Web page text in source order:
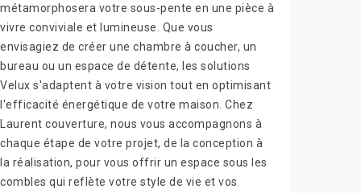
métamorphosera votre sous-pente en une pièce à
vivre conviviale et lumineuse. Que vous
envisagiez de créer une chambre à coucher, un
bureau ou un espace de détente, les solutions
Velux s'adaptent à votre vision tout en optimisant
l'efficacité énergétique de votre maison. Chez
Laurent couverture, nous vous accompagnons à
chaque étape de votre projet, de la conception à
la réalisation, pour vous offrir un espace sous les
combles qui reflète votre style de vie et vos